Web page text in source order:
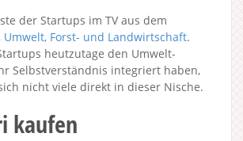
der Startups im TV aus dem
Umwelt, Forst- und Landwirtschaft.
heutzutage den Umwelt-
Selbstverständnis integriert haben,
nicht viele direkt in dieser Nische.
kaufen